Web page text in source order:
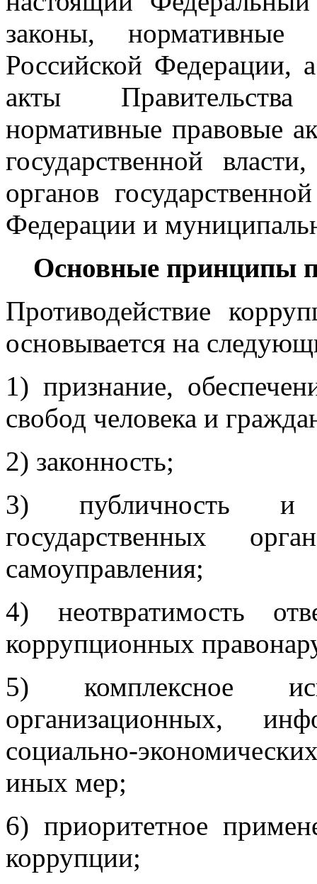
законы, нормативные
Российской Федерации,
акты
нормативные правовые
государственной
органов
Федерации и
Основные принципы
Противодействие
основывается на
1) признание,
свобод человека и
2) законность;
3) публичность и
государственных
самоуправления;
4) неотвратимость
коррупционных
5) комплексное
организационных,
социально-
иных мер;
6) приоритетное
коррупции;